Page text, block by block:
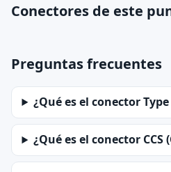
Conectores de este
Preguntas frecuentes
¿Qué es el conector
¿Qué es el conector CCS